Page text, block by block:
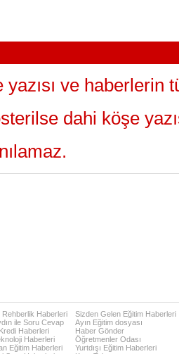
ve haberlerin
dahi köşe
Rehberlik Haberleri
ile Soru Cevap
Haberleri
Haberleri
Eğitim Haberleri
Sizden Gelen Eğitim Haberleri
Ayın Eğitim dosyası
Haber Gönder
Öğretmenler Odası
Yurtdışı Eğitim Haberleri